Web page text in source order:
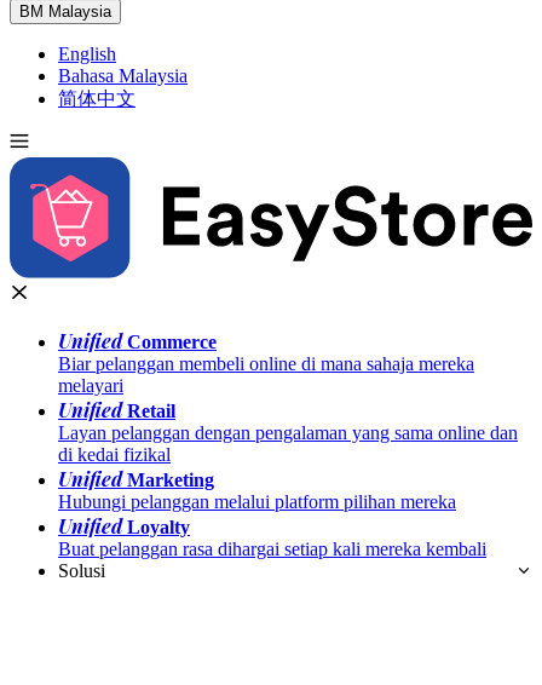
BM Malaysia
English
Bahasa Malaysia
简体中文
UnifiedCommerce
Biar pelanggan membeli online di mana sahaja mereka
melayari
UnifiedRetail
Layan pelanggan dengan pengalaman yang sama online dan
di kedai fizikal
UnifiedMarketing
Hubungi pelanggan melalui platform pilihan mereka
UnifiedLoyalty
Buat pelanggan rasa dihargai setiap kali mereka kembali
Solusi